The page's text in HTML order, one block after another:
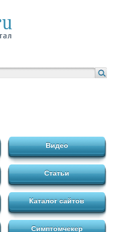
Видео
Статьи
Каталог сайтов
Симптомчекер